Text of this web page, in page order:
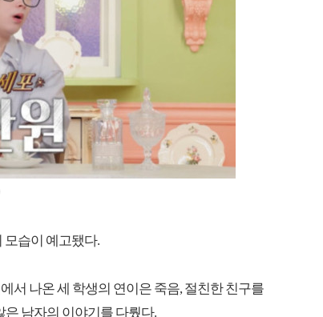
모습이 예고됐다.
서 나온 세 학생의 연이은 죽음, 절친한 친구를
은 남자의 이야기를 다뤘다.